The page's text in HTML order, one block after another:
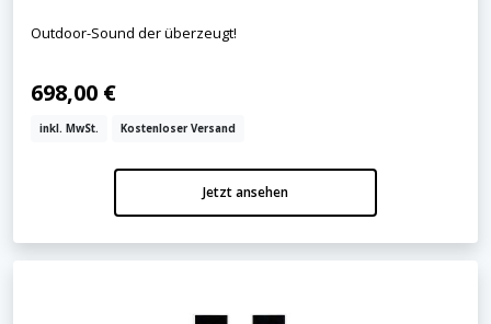
Outdoor-Sound der überzeugt!
698,00 €
inkl. MwSt. Kostenloser Versand
Jetzt ansehen